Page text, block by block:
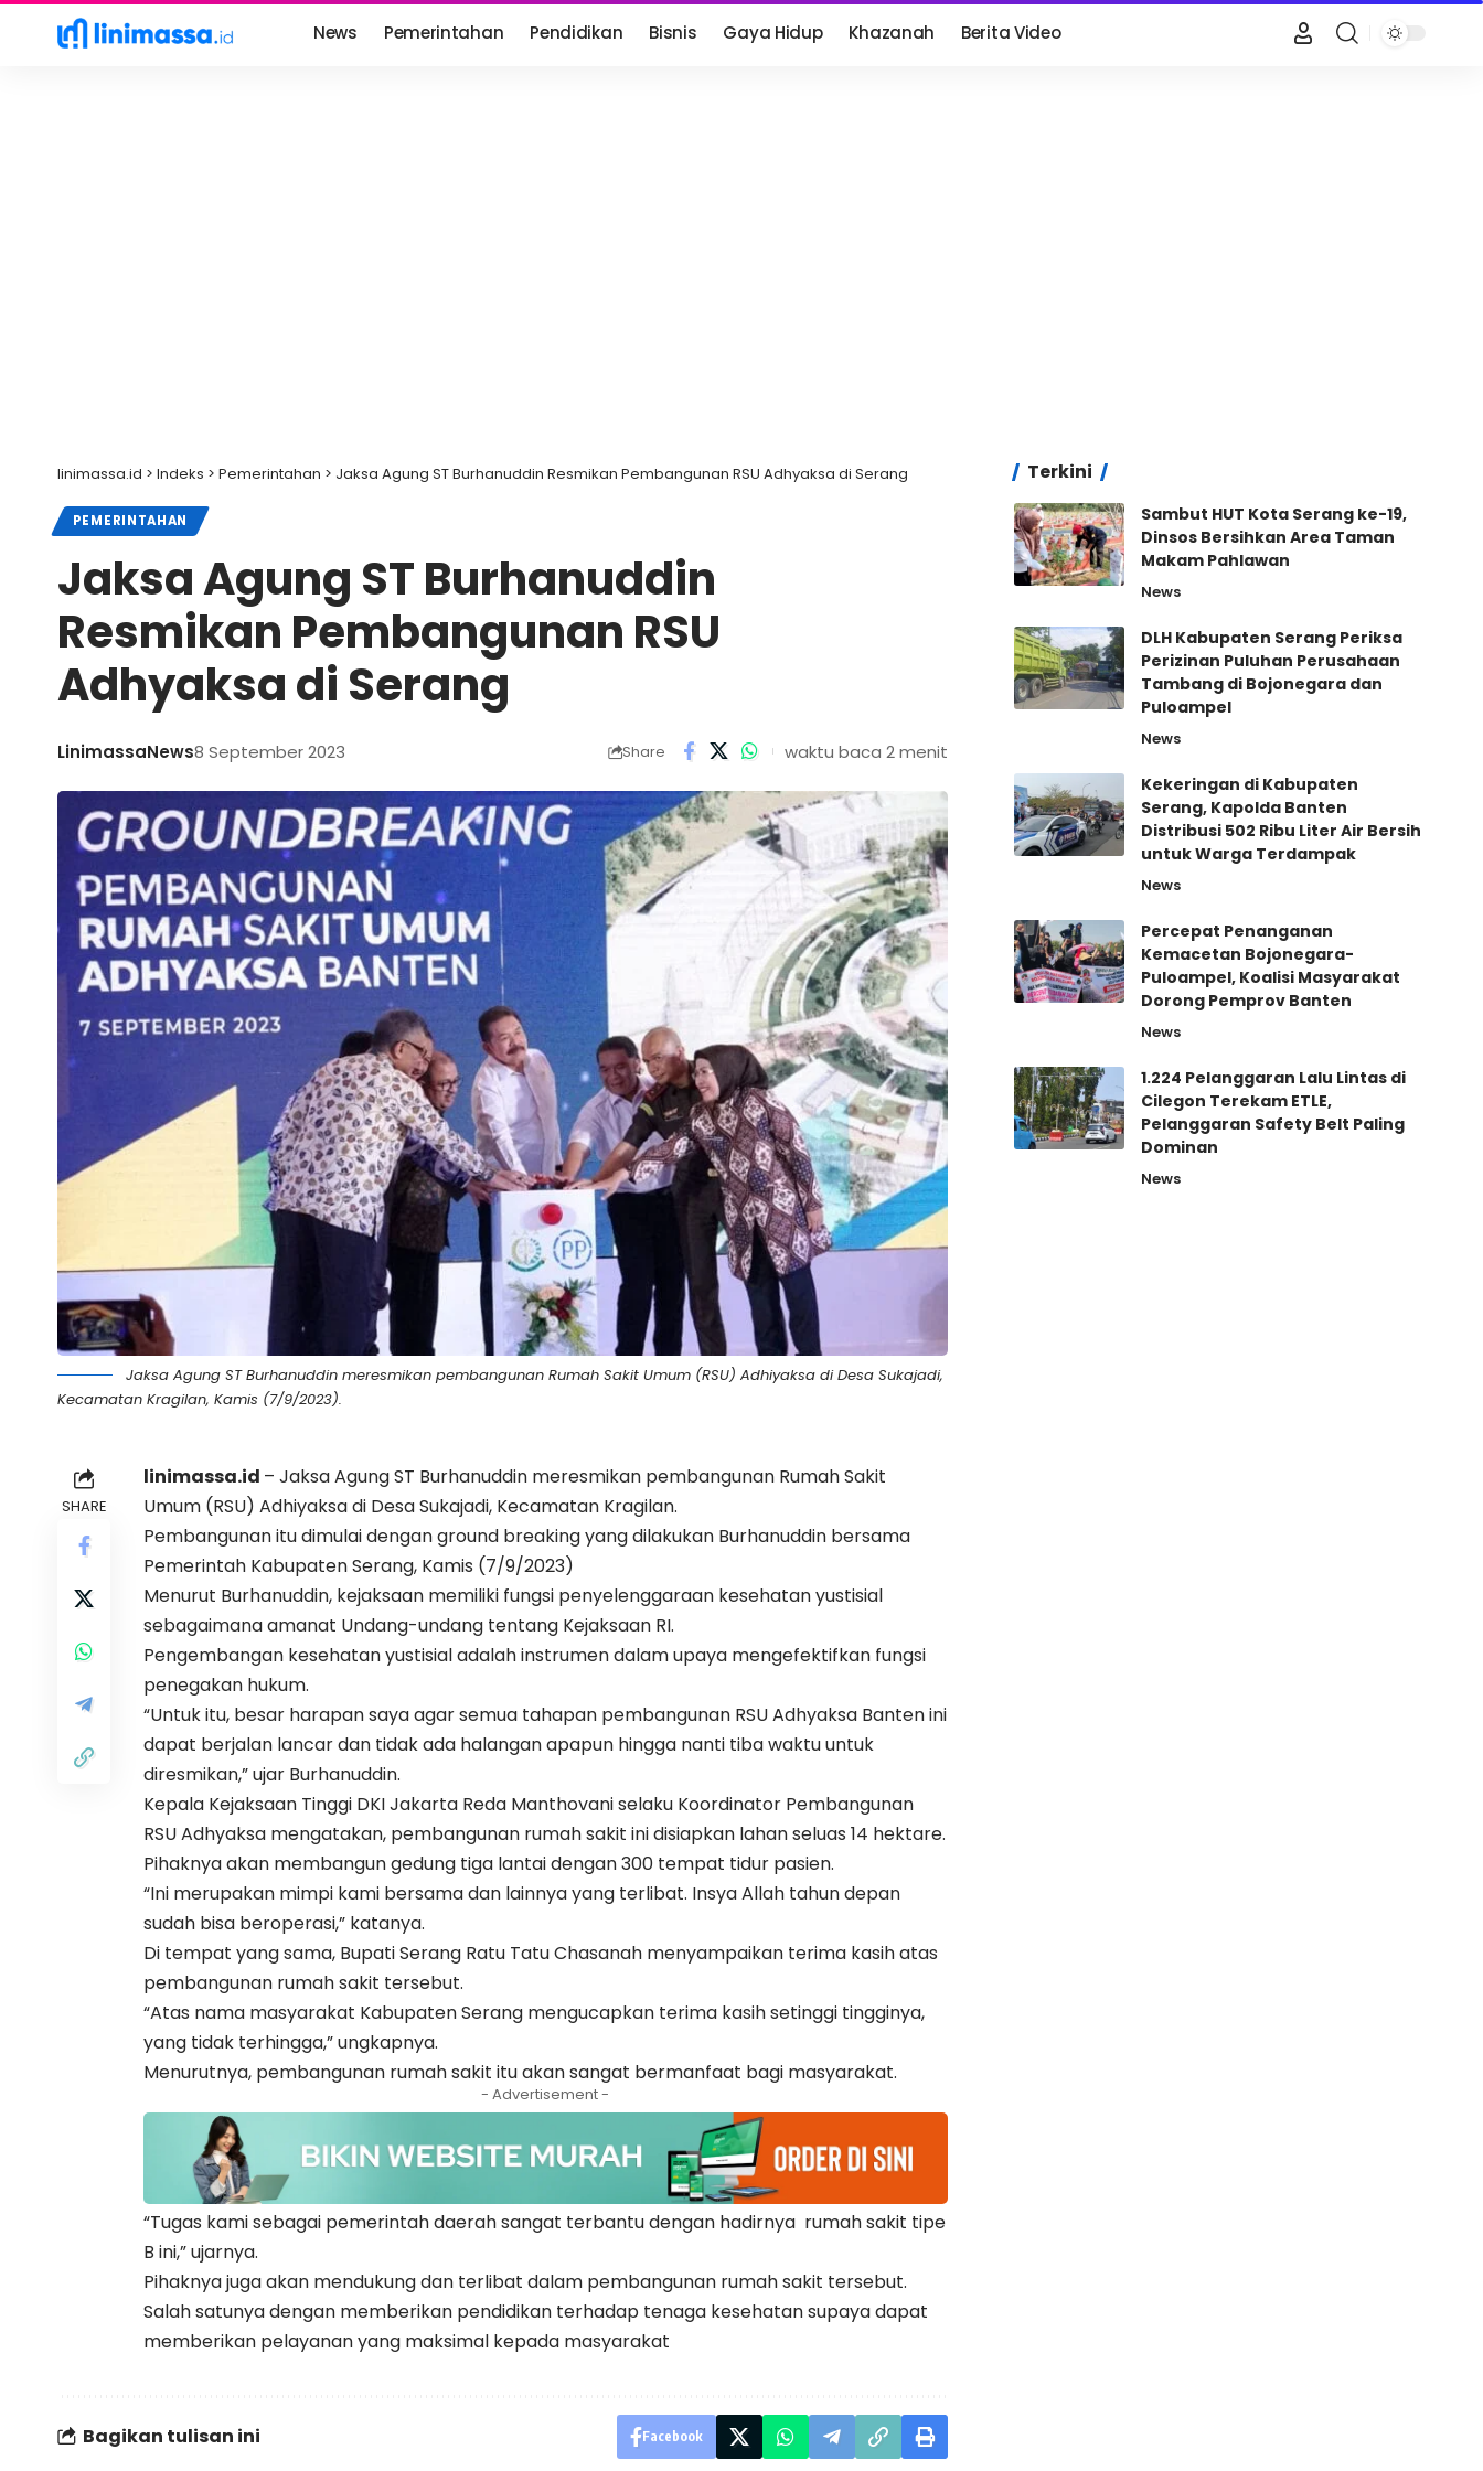
News Pemerintahan Pendidikan Bisnis Gaya Hidup Khazanah Berita Video
linimassa.id > Indeks > Pemerintahan > Jaksa Agung ST Burhanuddin Resmikan Pembangunan RSU Adhyaksa di Serang
PEMERINTAHAN
Jaksa Agung ST Burhanuddin
Resmikan Pembangunan RSU
Adhyaksa di Serang
LinimassaNews8 September 2023 Share waktu baca 2 menit
Jaksa Agung ST Burhanuddin meresmikan pembangunan Rumah Sakit Umum (RSU) Adhiyaksa di Desa Sukajadi,
Kecamatan Kragilan, Kamis (7/9/2023).
SHARE
linimassa.id – Jaksa Agung ST Burhanuddin meresmikan pembangunan Rumah Sakit
Umum (RSU) Adhiyaksa di Desa Sukajadi, Kecamatan Kragilan.
Pembangunan itu dimulai dengan ground breaking yang dilakukan Burhanuddin bersama
Pemerintah Kabupaten Serang, Kamis (7/9/2023)
Menurut Burhanuddin, kejaksaan memiliki fungsi penyelenggaraan kesehatan yustisial
sebagaimana amanat Undang-undang tentang Kejaksaan RI.
Pengembangan kesehatan yustisial adalah instrumen dalam upaya mengefektifkan fungsi
penegakan hukum.
“Untuk itu, besar harapan saya agar semua tahapan pembangunan RSU Adhyaksa Banten ini
dapat berjalan lancar dan tidak ada halangan apapun hingga nanti tiba waktu untuk
diresmikan,” ujar Burhanuddin.
Kepala Kejaksaan Tinggi DKI Jakarta Reda Manthovani selaku Koordinator Pembangunan
RSU Adhyaksa mengatakan, pembangunan rumah sakit ini disiapkan lahan seluas 14 hektare.
Pihaknya akan membangun gedung tiga lantai dengan 300 tempat tidur pasien.
“Ini merupakan mimpi kami bersama dan lainnya yang terlibat. Insya Allah tahun depan
sudah bisa beroperasi,” katanya.
Di tempat yang sama, Bupati Serang Ratu Tatu Chasanah menyampaikan terima kasih atas
pembangunan rumah sakit tersebut.
“Atas nama masyarakat Kabupaten Serang mengucapkan terima kasih setinggi tingginya,
yang tidak terhingga,” ungkapnya.
Menurutnya, pembangunan rumah sakit itu akan sangat bermanfaat bagi masyarakat.
- Advertisement -
“Tugas kami sebagai pemerintah daerah sangat terbantu dengan hadirnya rumah sakit tipe
B ini,” ujarnya.
Pihaknya juga akan mendukung dan terlibat dalam pembangunan rumah sakit tersebut.
Salah satunya dengan memberikan pendidikan terhadap tenaga kesehatan supaya dapat
memberikan pelayanan yang maksimal kepada masyarakat
Bagikan tulisan ini Facebook
Terkini
Sambut HUT Kota Serang ke-19,
Dinsos Bersihkan Area Taman
Makam Pahlawan
News
DLH Kabupaten Serang Periksa
Perizinan Puluhan Perusahaan
Tambang di Bojonegara dan
Puloampel
News
Kekeringan di Kabupaten
Serang, Kapolda Banten
Distribusi 502 Ribu Liter Air Bersih
untuk Warga Terdampak
News
Percepat Penanganan
Kemacetan Bojonegara-
Puloampel, Koalisi Masyarakat
Dorong Pemprov Banten
News
1.224 Pelanggaran Lalu Lintas di
Cilegon Terekam ETLE,
Pelanggaran Safety Belt Paling
Dominan
News